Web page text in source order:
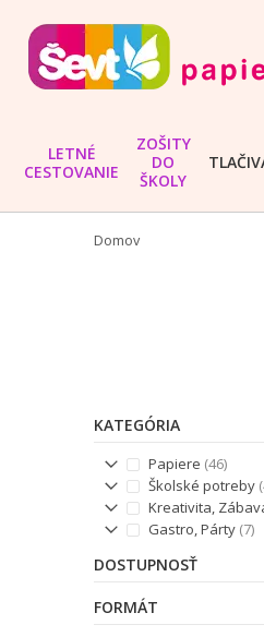
LETNÉ
CESTOVANIE
ZOŠITY
DO
ŠKOLY
Domov
KATEGÓRIA
Papiere 46
položky
Školské potreby
Kreativita,
Gastro, Párty 7
DOSTUPNOSŤ
FORMÁT